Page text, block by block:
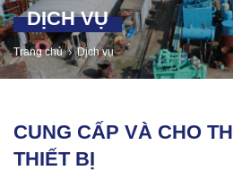
DỊCH VỤ
Trang chủ Dịch vụ
CUNG CẤP VÀ CHO
THIẾT BỊ